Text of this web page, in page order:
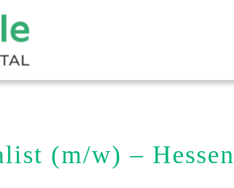
(m/w) – Hessen